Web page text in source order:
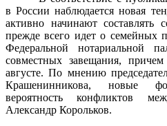
в России наблюдается новая
активно начинают составлять
прежде всего идет о семейных
Федеральной нотариальной
совместных завещания,
августе. По мнению
Крашенинникова, новые
вероятность конфликтов
Александр Корольков.